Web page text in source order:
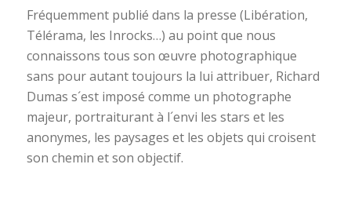
Fréquemment publié dans la presse (Libération,
Télérama, les Inrocks…) au point que nous
connaissons tous son œuvre photographique
sans pour autant toujours la lui attribuer, Richard
Dumas s´est imposé comme un photographe
majeur, portraiturant à l´envi les stars et les
anonymes, les paysages et les objets qui croisent
son chemin et son objectif.